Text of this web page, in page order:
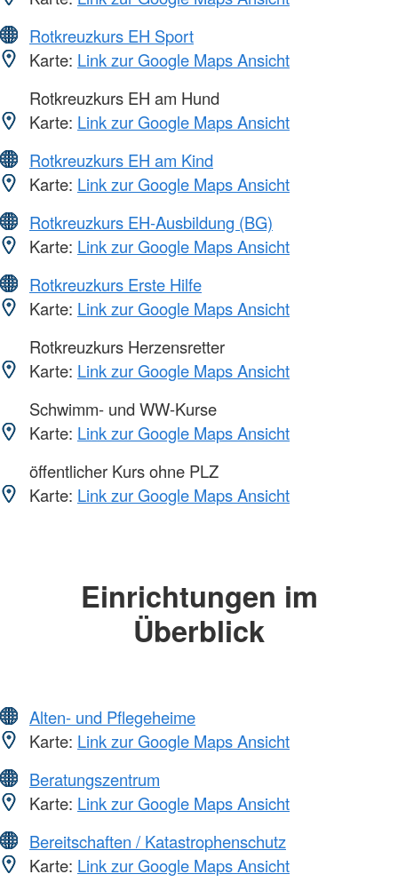
Rotkreuzkurs EH Sport
Karte: Link zur Google Maps Ansicht
Rotkreuzkurs EH am Hund
Karte: Link zur Google Maps Ansicht
Rotkreuzkurs EH am Kind
Karte: Link zur Google Maps Ansicht
Rotkreuzkurs EH-Ausbildung (BG)
Karte: Link zur Google Maps Ansicht
Rotkreuzkurs Erste Hilfe
Karte: Link zur Google Maps Ansicht
Rotkreuzkurs Herzensretter
Karte: Link zur Google Maps Ansicht
Schwimm- und WW-Kurse
Karte: Link zur Google Maps Ansicht
öffentlicher Kurs ohne PLZ
Karte: Link zur Google Maps Ansicht
Einrichtungen im
Überblick
Alten- und Pflegeheime
Karte: Link zur Google Maps Ansicht
Beratungszentrum
Karte: Link zur Google Maps Ansicht
Bereitschaften / Katastrophenschutz
Karte: Link zur Google Maps Ansicht